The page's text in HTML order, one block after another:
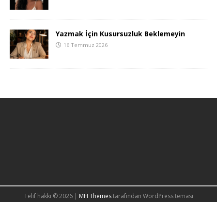
Yazmak İçin Kusursuzluk Beklemeyin
16 Temmuz 2026
Telif hakkı © 2026 | MH Themestarafından WordPress teması